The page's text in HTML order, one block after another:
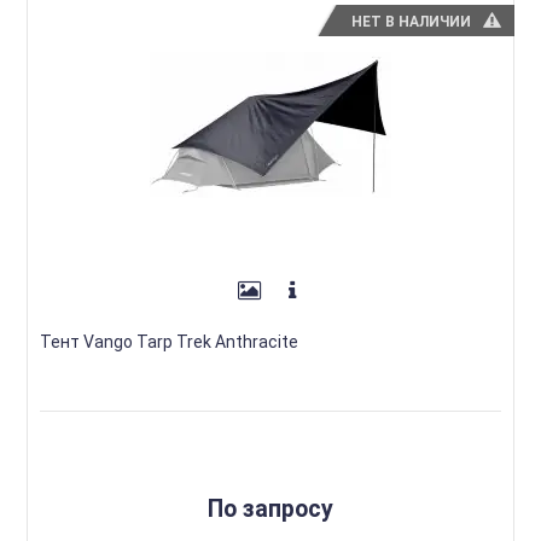
НЕТ В НАЛИЧИИ
Тент Vango Tarp Trek Anthracite
По запросу